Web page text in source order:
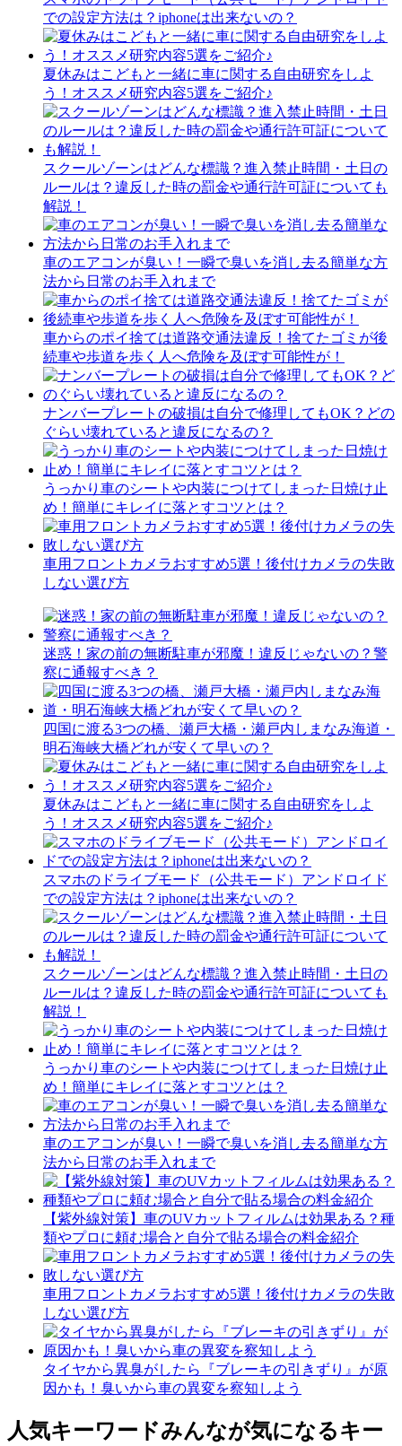
での設定方法は？iphoneは出来ないの？
夏休みはこどもと一緒に車に関する自由研究をしよ
う！オススメ研究内容5選をご紹介♪
スクールゾーンはどんな標識？進入禁止時間・土日の
ルールは？違反した時の罰金や通行許可証についても
解説！
車のエアコンが臭い！一瞬で臭いを消し去る簡単な方
法から日常のお手入れまで
車からのポイ捨ては道路交通法違反！捨てたゴミが後
続車や歩道を歩く人へ危険を及ぼす可能性が！
ナンバープレートの破損は自分で修理してもOK？どの
ぐらい壊れていると違反になるの？
うっかり車のシートや内装につけてしまった日焼け止
め！簡単にキレイに落とすコツとは？
車用フロントカメラおすすめ5選！後付けカメラの失敗
しない選び方
迷惑！家の前の無断駐車が邪魔！違反じゃないの？警
察に通報すべき？
四国に渡る3つの橋、瀬戸大橋・瀬戸内しまなみ海道・
明石海峡大橋どれが安くて早いの？
夏休みはこどもと一緒に車に関する自由研究をしよ
う！オススメ研究内容5選をご紹介♪
スマホのドライブモード（公共モード）アンドロイド
での設定方法は？iphoneは出来ないの？
スクールゾーンはどんな標識？進入禁止時間・土日の
ルールは？違反した時の罰金や通行許可証についても
解説！
うっかり車のシートや内装につけてしまった日焼け止
め！簡単にキレイに落とすコツとは？
車のエアコンが臭い！一瞬で臭いを消し去る簡単な方
法から日常のお手入れまで
【紫外線対策】車のUVカットフィルムは効果ある？種
類やプロに頼む場合と自分で貼る場合の料金紹介
車用フロントカメラおすすめ5選！後付けカメラの失敗
しない選び方
タイヤから異臭がしたら『ブレーキの引きずり』が原
因かも！臭いから車の異変を察知しよう
人気キーワードみんなが気になるキー